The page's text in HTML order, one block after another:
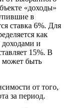
«доходы»
в
ставка 6%. Для
как
и
15%. В
может быть
от того,
за период.